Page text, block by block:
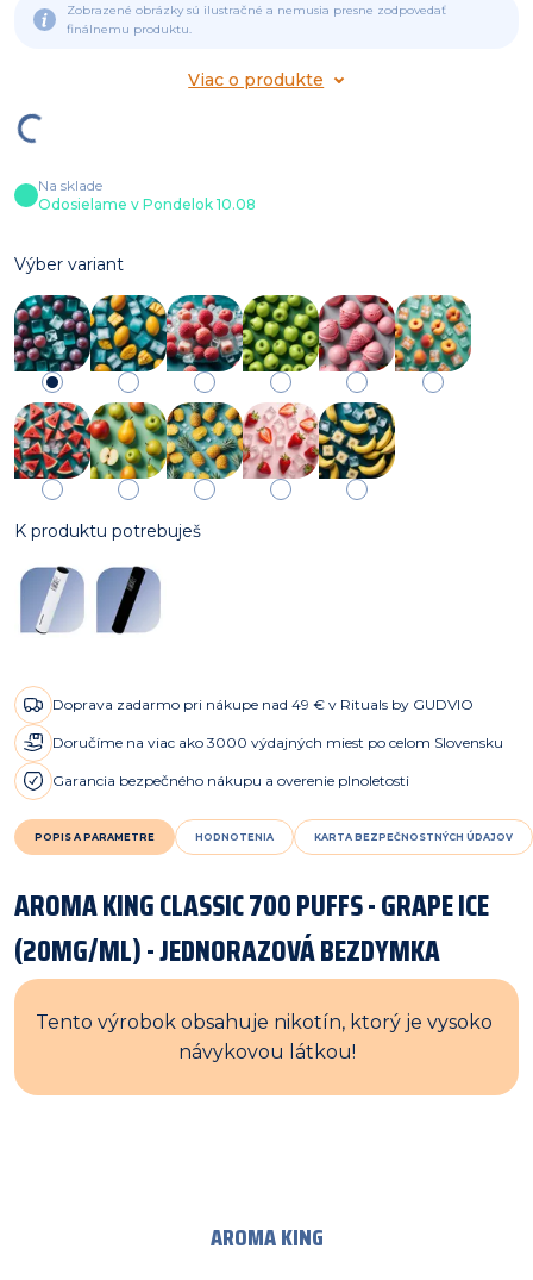
Zobrazené obrázky sú ilustračné a nemusia presne zodpovedať
finálnemu produktu.
Viac o produkte
Na sklade
Odosielame v Pondelok 10.08
Výber variant
K produktu potrebuješ
Doprava zadarmo pri nákupe nad 49 € v Rituals by GUDVIO
Doručíme na viac ako 3000 výdajných miest po celom Slovensku
Garancia bezpečného nákupu a overenie plnoletosti
POPIS A PARAMETRE HODNOTENIA KARTA BEZPEČNOSTNÝCH ÚDAJOV
AROMA KING CLASSIC 700 PUFFS - GRAPE ICE
(20MG/ML) - JEDNORAZOVÁ BEZDYMKA
Tento výrobok obsahuje nikotín, ktorý je vysoko
návykovou látkou!
AROMA KING